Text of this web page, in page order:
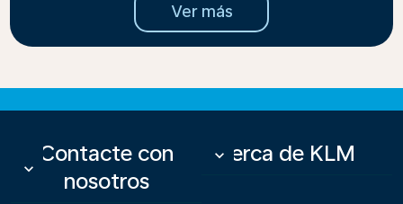
Ver más
Contacte con
nosotros
keyboard_arrow_down
Acerca de KLM
keyboard_arrow_down